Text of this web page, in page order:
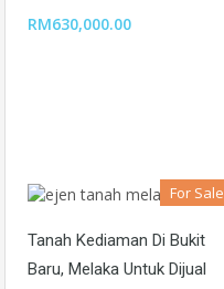
RM630,000.00
For Sale
Tanah Kediaman Di Bukit
Baru, Melaka Untuk Dijual